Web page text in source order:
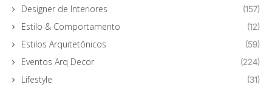
Designer de Interiores (157)
Estilo & Comportamento (12)
Estilos Arquitetônicos (59)
Eventos Arq Decor (224)
Lifestyle (31)